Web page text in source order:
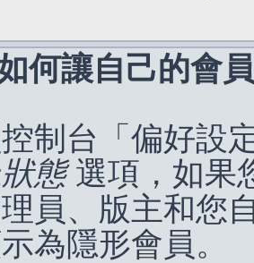
何讓自己的會
制台「偏好設
態選項，如果
員、版主和您
為隱形會員。